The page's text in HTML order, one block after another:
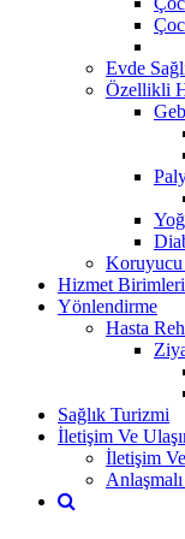
Evde
Özellikli
Koruyucu
Hizmet
Yönlendirme
Hasta
Sağlık Turizmi
İletişim Ve
İletişim